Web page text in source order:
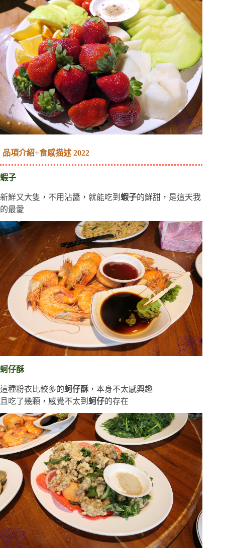
品項介紹+食感描述 2022
蝦子
新鮮又大隻，不用沾醬，就能吃到 蝦子的鮮甜，是這天我
的最愛
蚵仔酥
這種粉衣比較多的蚵仔酥，本身不太感興趣
且吃了幾顆，感覺不太到 蚵仔的存在